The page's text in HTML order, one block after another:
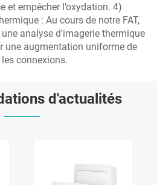
et empêcher l’oxydation. 4)
: Au cours de notre FAT,
analyse d'imagerie thermique
une augmentation uniforme de
connexions.
d'actualités